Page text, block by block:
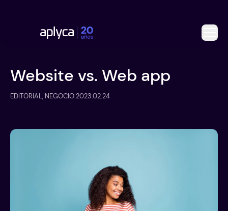
Website vs. Web app
EDITORIAL, NEGOCIO.2023.02.24